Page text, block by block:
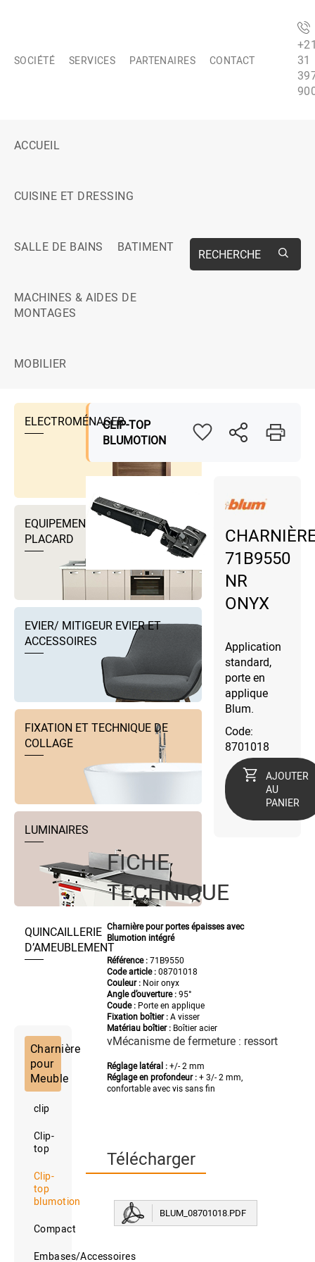
SOCIÉTÉ SERVICES PARTENAIRES CONTACT
31
ACCUEIL
CUISINE ET DRESSING
SALLE DE BAINS BATIMENT
MACHINES & AIDES DE
MONTAGES
MOBILIER
RECHERCHE
ELECTROMÉNAGER
EQUIPEMENTS DRESSING ET
PLACARD
EVIER/ MITIGEUR EVIER ET
ACCESSOIRES
FIXATION ET TECHNIQUE DE
COLLAGE
LUMINAIRES
QUINCAILLERIE
D’AMEUBLEMENT
Charnière
pour
Meuble
clip
Clip-
top
Clip-
top
blumotion
Compact
Embases/Accessoires
CLIP-TOP
BLUMOTION
71B9550
NR
ONYX
Application
standard,
porte en
applique
Blum.
Code:
8701018
AJOUTER
AU
PANIER
FICHE
TECHNIQUE
Charnière pour portes épaisses avec
Blumotion intégré
Référence :71B9550
Code article :08701018
Couleur :Noir onyx
Angle d’ouverture :95°
Coude :Porte en applique
Fixation boîtier :A visser
Matériau boîtier :Boîtier acier
vMécanisme de fermeture : ressort
Réglage latéral :+/- 2 mm
Réglage en profondeur :+ 3/- 2 mm,
confortable avec vis sans fin
Télécharger
BLUM_08701018.PDF